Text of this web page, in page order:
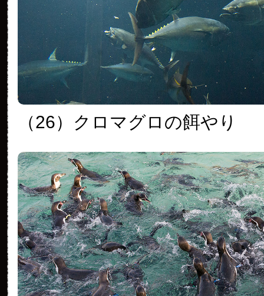
（26）クロマグロの餌やり